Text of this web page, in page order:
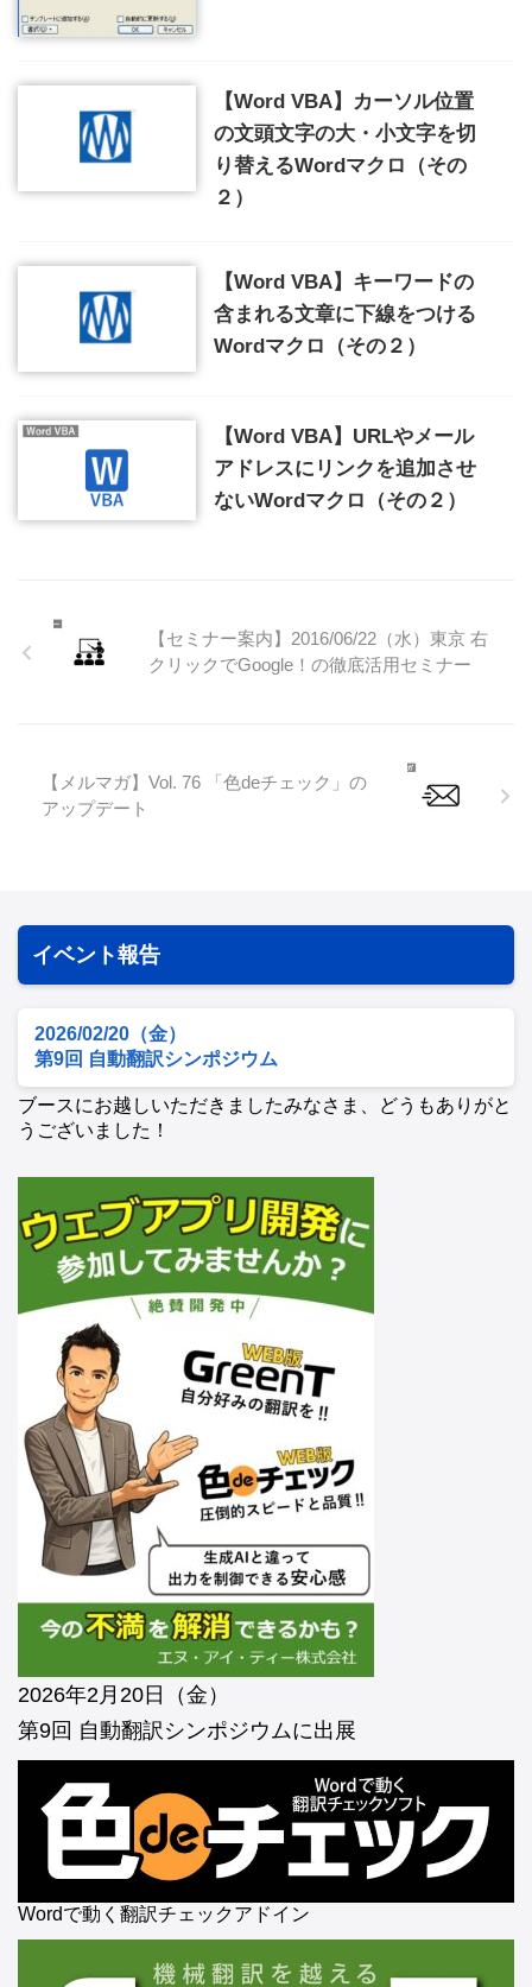
【Word VBA】カーソル位置
の文頭文字の大・小文字を切
り替えるWordマクロ（その
２）
【Word VBA】キーワードの
含まれる文章に下線をつける
Wordマクロ（その２）
【Word VBA】URLやメール
アドレスにリンクを追加させ
ないWordマクロ（その２）
【セミナー案内】2016/06/22（水）東京 右
クリックでGoogle！の徹底活用セミナー
【メルマガ】Vol. 76 「色deチェック」の
アップデート
イベント報告
2026/02/20（金）
第9回 自動翻訳シンポジウム
ブースにお越しいただきましたみなさま、どうもありがと
うございました！
2026年2月20日（金）
第9回 自動翻訳シンポジウムに出展
Wordで動く翻訳チェックアドイン